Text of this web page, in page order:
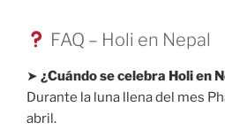
FAQ – Holi en Nepal
➤ ¿Cuándo se celebra Holi en
Durante la luna llena del mes
abril.